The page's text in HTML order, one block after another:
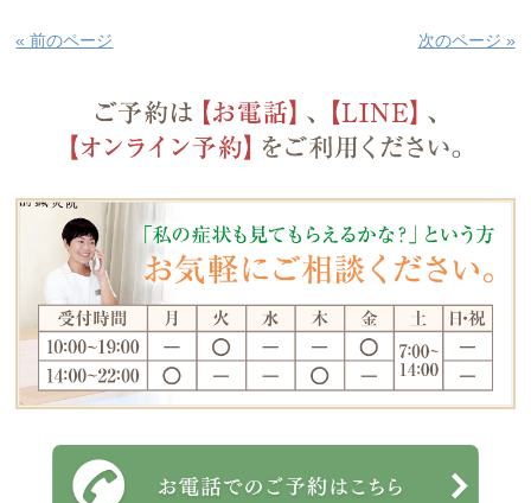
« 前のページ 次のページ »